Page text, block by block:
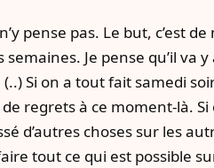
pense pas. Le but, c’est
Je pense qu’il va
Si on a tout fait samedi
regrets à ce moment-là. Si
d’autres choses sur les
tout ce qui est possible